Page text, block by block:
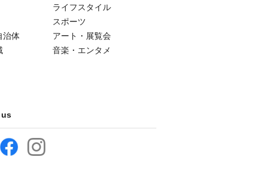
治体
ライフスタイル
スポーツ
アート・展覧会
音楽・エンタメ